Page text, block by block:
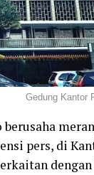
Gedung Kantor
berusaha
pers, di